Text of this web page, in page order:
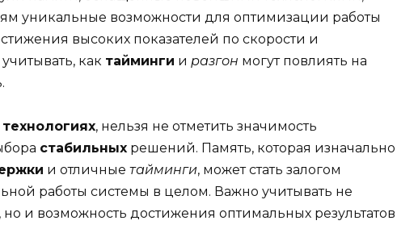
уникальные возможности для оптимизации работы
высоких показателей по скорости и
как тайминги и разгон могут повлиять на
, нельзя не отметить значимость
стабильных решений. Память, которая изначально
и отличные тайминги, может стать залогом
работы системы в целом. Важно учитывать не
, но и возможность достижения оптимальных результатов